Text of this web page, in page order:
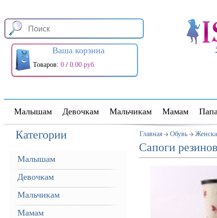
Ваша корзина
Товаров: 0 / 0.00 руб.
Малышам Девочкам Мальчикам Мамам
Категории
Малышам
Девочкам
Мальчикам
Мамам
Главная Обувь
Сапоги